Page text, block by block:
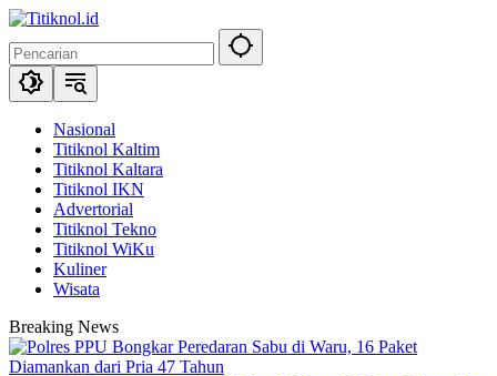
Langsung
konten
Nasional
Titiknol Kaltim
Titiknol Kaltara
Titiknol IKN
Advertorial
Titiknol Tekno
Titiknol WiKu
Kuliner
Wisata
Breaking News